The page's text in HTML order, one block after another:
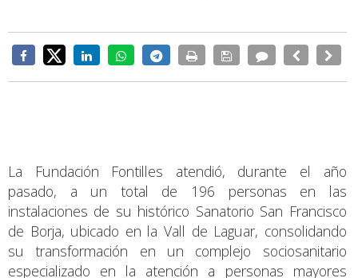
La Fundación Fontilles atendió, durante el año
pasado, a un total de 196 personas en las
instalaciones de su histórico Sanatorio San Francisco
de Borja, ubicado en la Vall de Laguar, consolidando
su transformación en un complejo sociosanitario
especializado en la atención a personas mayores